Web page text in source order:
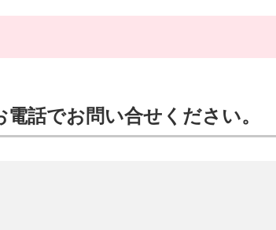
話でお問い合せください。